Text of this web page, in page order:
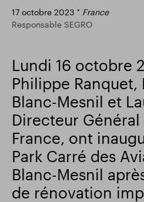
Parc intelligent
17 octobre 2023
France
Responsable SEGRO
Lundi 16 octobre
Philippe Ranquet,
Blanc-Mesnil et
Directeur Général
France, ont
Park Carré des
Blanc-Mesnil
de rénovation